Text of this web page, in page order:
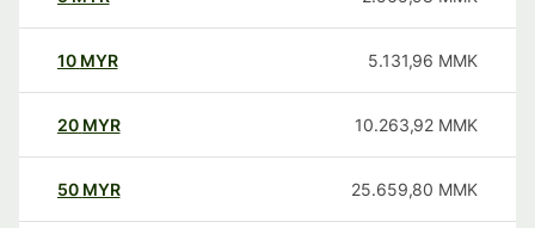
10 MYR 5.131,96 MMK
20 MYR 10.263,92 MMK
50 MYR 25.659,80 MMK